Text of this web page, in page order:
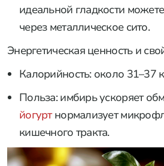
идеальной гладкости
через металлическое сито.
Энергетическая ценность и
Калорийность: около 31–37
Польза: имбирь ускоряет
йогуртнормализует
кишечного тракта.